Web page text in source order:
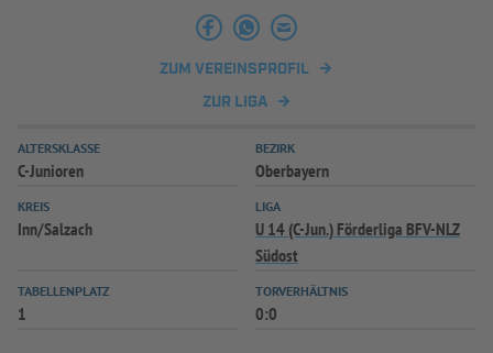
ZUM VEREINSPROFIL
ZUR LIGA
ALTERSKLASSE
C-Junioren
BEZIRK
Oberbayern
KREIS
Inn/Salzach
LIGA
U 14 (C-Jun.) Förderliga BFV-NLZ
Südost
TABELLENPLATZ
1
TORVERHÄLTNIS
0:0